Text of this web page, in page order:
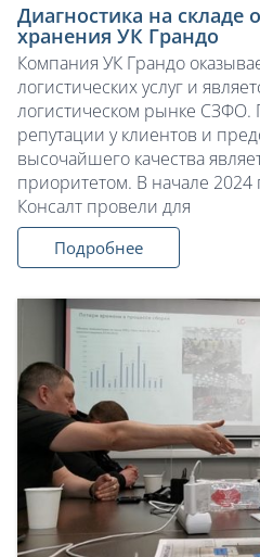
Диагностика на складе
хранения УК Грандо
Компания УК Грандо
логистических услуг и
логистическом рынке
репутации у клиентов и
высочайшего качества
приоритетом. В начале 2024
Консалт провели для
Подробнее